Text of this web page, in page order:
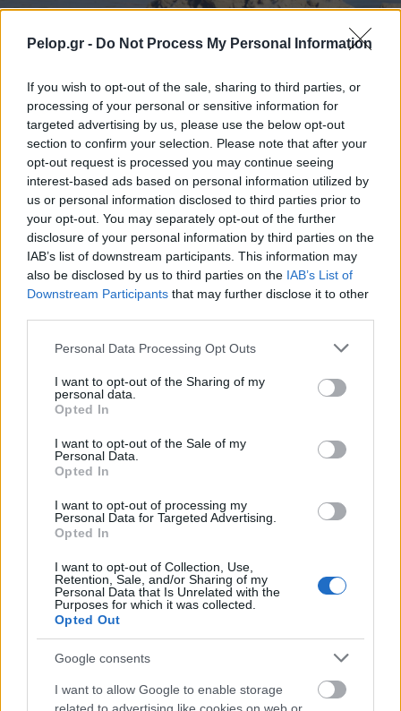
Pelop.gr - Do Not Process My Personal Information
If you wish to opt-out of the sale, sharing to third parties, or
processing of your personal or sensitive information for
targeted advertising by us, please use the below opt-out
section to confirm your selection. Please note that after your
opt-out request is processed you may continue seeing
interest-based ads based on personal information utilized by
us or personal information disclosed to third parties prior to
your opt-out. You may separately opt-out of the further
disclosure of your personal information by third parties on the
IAB’s list of downstream participants. This information may
also be disclosed by us to third parties on the IAB’s List of
Downstream Participants that may further disclose it to other
Please note that this website/app uses one or more Google
not limited to your visit or usage behaviour. You may click to
grant or deny consent to Google and its third-party tags to
use your data for below specified purposes in below Google
consent section.
Personal Data Processing Opt Outs
I want to opt-out of the Sharing of my
personal data.
Opted In
I want to opt-out of the Sale of my
Personal Data.
Opted In
I want to opt-out of processing my
Personal Data for Targeted Advertising.
Opted In
I want to opt-out of Collection, Use,
Retention, Sale, and/or Sharing of my
Personal Data that Is Unrelated with the
Purposes for which it was collected.
Opted Out
Google consents
I want to allow Google to enable storage
Τουρισμός για Ολους 2026: Τα SOS για να κερδίσετε το
voucher διακοπών
Το Minecraft έρχεται στο Nintendo Switch 2 όπως δεν το
έχετε ξαναδεί